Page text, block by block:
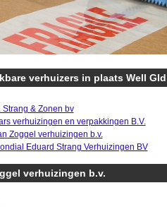
verhuizers in plaats Well Gld
Strang & Zonen bv
verhuizingen en verpakkingen B.V.
Zoggel verhuizingen b.v.
Eduard Strang Verhuizingen BV
verhuizingen b.v.